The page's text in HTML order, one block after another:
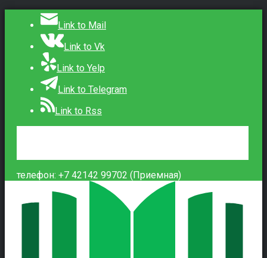
Link to Mail
Link to Vk
Link to Yelp
Link to Telegram
Link to Rss
телефон: +7 42142 99702 (Приемная)